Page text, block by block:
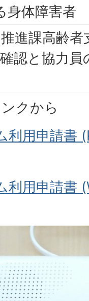
身体障害者
進課高齢者
確認と協力
クから
利用申請書
利用申請書